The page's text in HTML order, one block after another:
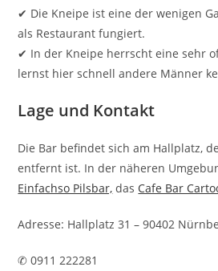
✔ Die Kneipe ist eine der wenigen
als Restaurant fungiert.
✔ In der Kneipe herrscht eine sehr
lernst hier schnell andere Männer
Lage und Kontakt
Die Bar befindet sich am Hallplatz,
entfernt ist. In der näheren
Einfachso Pilsbar, das Cafe Bar
Adresse: Hallplatz 31 – 90402
✆ 0911 222281